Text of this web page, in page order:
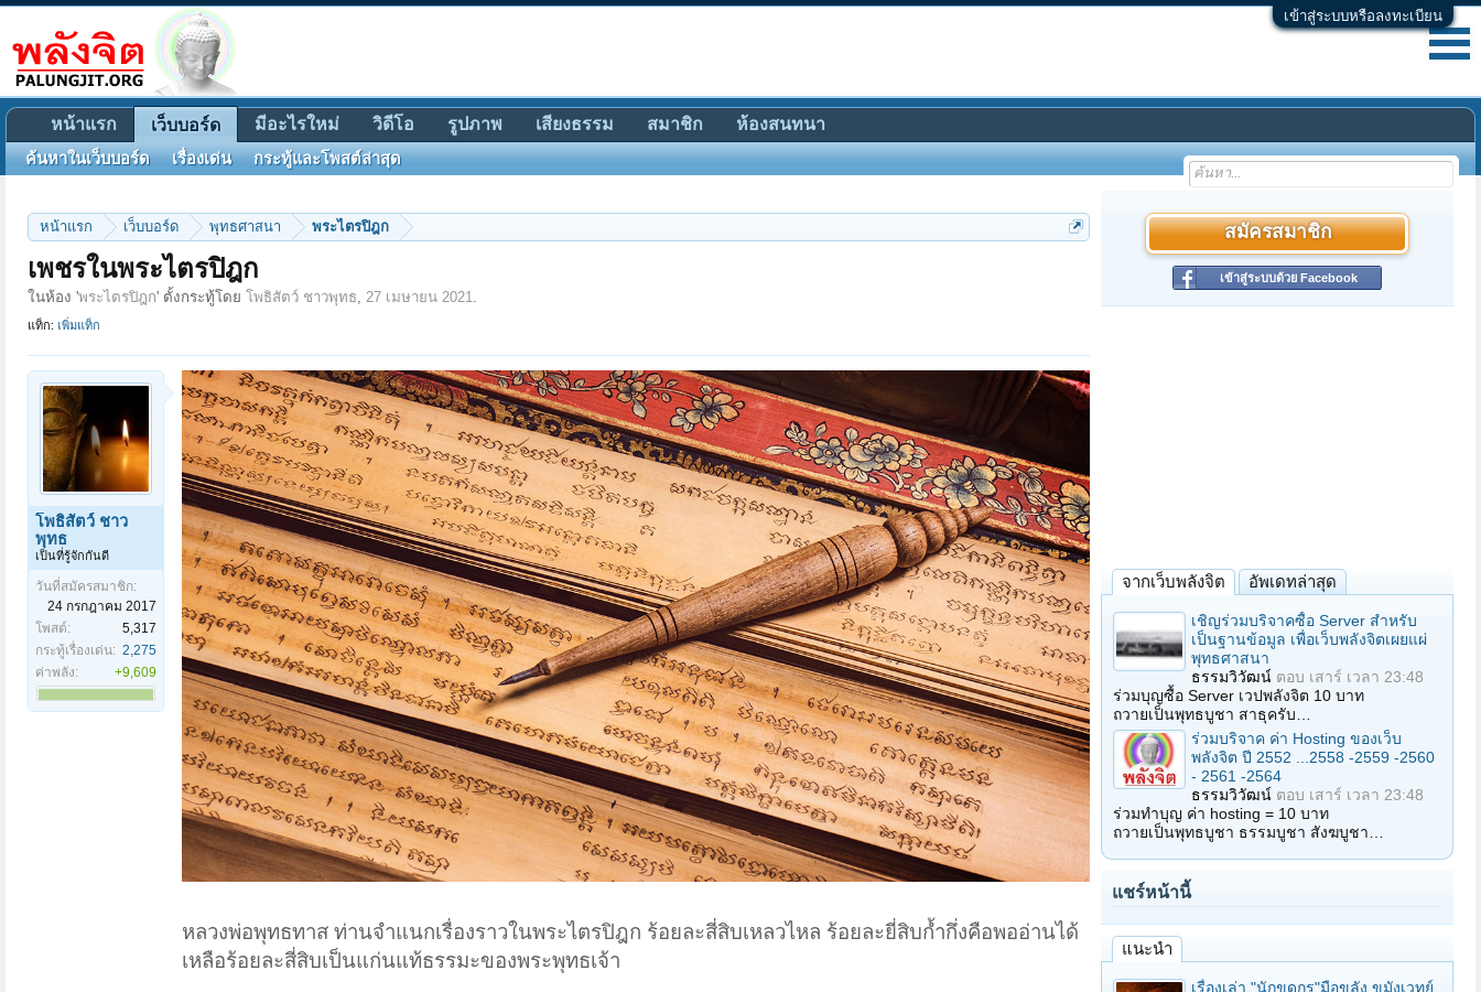
เข้าสู่ระบบหรือลงทะเบียน
หน้าแรก เว็บบอร์ด พุทธศาสนา พระไตรปิฎก
เพชรในพระไตรปิฎก
ในห้อง 'พระไตรปิฎก' ตั้งกระทู้โดย โพธิสัตว์ ชาวพุทธ, 27 เมษายน 2021.
แท็ก: เพิ่มแท็ก
โพธิสัตว์ ชาว
พุทธ
เป็นที่รู้จักกันดี
วันที่สมัครสมาชิก:
24 กรกฎาคม 2017
โพสต์:
5,317
กระทู้เรื่องเด่น: 2,275
ค่าพลัง:
+9,609
หลวงพ่อพุทธทาส ท่านจำแนกเรื่องราวในพระไตรปิฎก ร้อยละสี่สิบเหลวไหล ร้อยละยี่สิบก้ำกึ่งคือพออ่านได้
เหลือร้อยละสี่สิบเป็นแก่นแท้ธรรมะของพระพุทธเจ้า
สมัครสมาชิก
เข้าสู่ระบบด้วย Facebook
จากเว็บพลังจิต อัพเดทล่าสุด
เชิญร่วมบริจาคซื้อ Server สำหรับ
เป็นฐานข้อมูล เพื่อเว็บพลังจิตเผยแผ่
พุทธศาสนา
ธรรมวิวัฒน์ ตอบ เสาร์ เวลา 23:48
ร่วมบุญซื้อ Server เวปพลังจิต 10 บาท
ถวายเป็นพุทธบูชา สาธุครับ…
ร่วมบริจาค ค่า Hosting ของเว็บ
พลังจิต ปี 2552 ...2558 -2559 -2560
- 2561 -2564
ธรรมวิวัฒน์ ตอบ เสาร์ เวลา 23:48
ร่วมทำบุญ ค่า hosting = 10 บาท
ถวายเป็นพุทธบูชา ธรรมบูชา สังฆบูชา…
แชร์หน้านี้
แนะนำ
เรื่องเล่า "นักขุดกรุ"มือขลัง ขมังเวทย์
หน้าแรก เว็บบอร์ด
ค้นหาในเว็บบอร์ด เรื่องเด่น กระทู้และโพสต์ล่าสุด
มีอะไรใหม่ วิดีโอ รูปภาพ เสียงธรรม สมาชิก ห้องสนทนา